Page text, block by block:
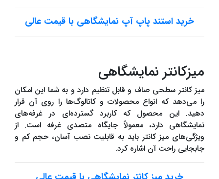
خرید استند پاپ آپ نمایشگاهی با قیمت عالی
میزکانتر نمایشگاهی
میز کانتر سطحی صاف و قابل تنظیم دارد و به شما این امکان
را می‌دهد که انواع محصولات و کاتالوگ‌ها را روی آن قرار
دهید. این محصول که کاربرد گسترده‌ای در غرفه‌های
نمایشگاهی دارد، معمولاً جایگاه متصدی غرفه است. از
ویژگی‌های میز کانتر باید به قابلیت نصب آسان، حجم کم و
جابجایی راحت آن اشاره کرد.